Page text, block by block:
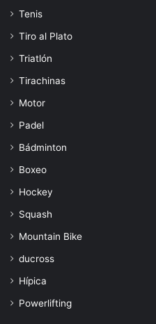
Tenis
Tiro al Plato
Triatlón
Tirachinas
Motor
Padel
Bádminton
Boxeo
Hockey
Squash
Mountain Bike
ducross
Hípica
Powerlifting